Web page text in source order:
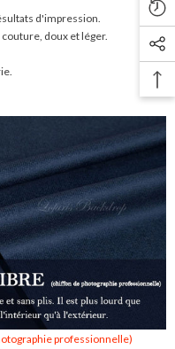
d'impression.
doux et léger.
professionnelle)